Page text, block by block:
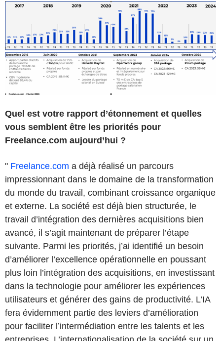
Quel est votre rapport d’étonnement et quelles
vous semblent être les priorités pour
Freelance.com aujourd’hui ?
" Freelance.com a déjà réalisé un parcours
impressionnant dans le domaine de la transformation
du monde du travail, combinant croissance organique
et externe. La société est déjà bien structurée, le
travail d’intégration des dernières acquisitions bien
avancé, il s’agit maintenant de préparer l’étape
suivante. Parmi les priorités, j’ai identifié un besoin
d’améliorer l’excellence opérationnelle en poussant
plus loin l’intégration des acquisitions, en investissant
dans la technologie pour améliorer les expériences
utilisateurs et générer des gains de productivité. L’IA
fera évidemment partie des leviers d’amélioration
pour faciliter l’intermédiation entre les talents et les